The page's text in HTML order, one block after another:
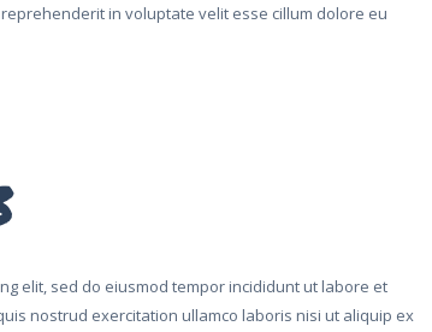
in voluptate velit esse cillum dolore eu
elit, sed do eiusmod tempor incididunt ut labore et
nostrud exercitation ullamco laboris nisi ut aliquip ex